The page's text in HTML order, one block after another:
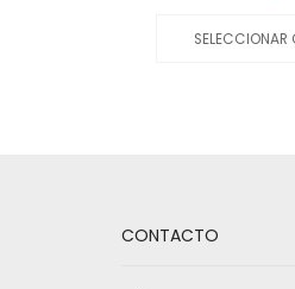
SELECCIONAR
CONTACTO